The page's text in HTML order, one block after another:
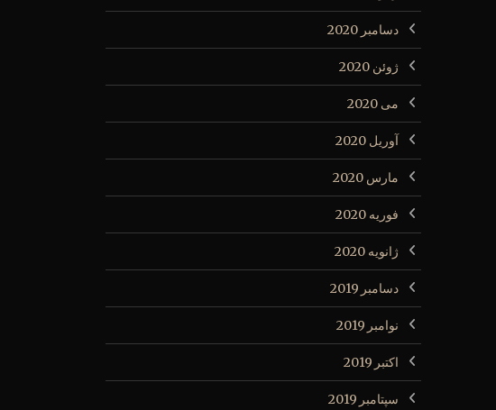
دسامبر 2020
ژوئن 2020
می 2020
آوریل 2020
مارس 2020
فوریه 2020
ژانویه 2020
دسامبر 2019
نوامبر 2019
اکتبر 2019
سپتامبر 2019